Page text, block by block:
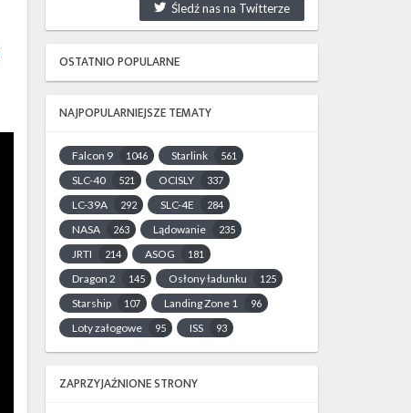
Śledź nas na Twitterze
OSTATNIO POPULARNE
NAJPOPULARNIEJSZE TEMATY
Falcon 9 1046 Starlink 561
SLC-40 521 OCISLY 337
LC-39A 292 SLC-4E 284
NASA 263 Lądowanie 235
JRTI 214 ASOG 181
Dragon 2 145 Osłony ładunku 125
Starship 107 Landing Zone 1 96
Loty załogowe 95 ISS 93
ZAPRZYJAŹNIONE STRONY